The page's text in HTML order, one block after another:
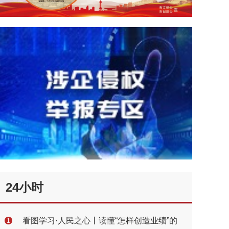
24小时
1
看图学习·人民之心丨读懂“怎样创造业绩”的